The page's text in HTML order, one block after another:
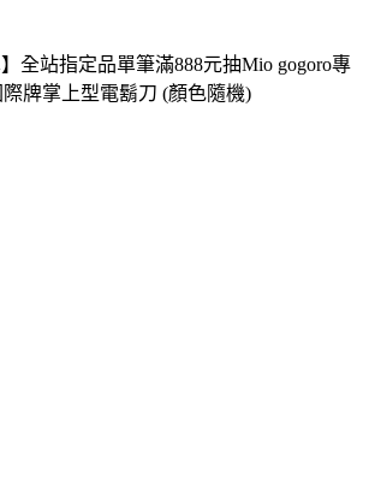
】全站指定品單筆滿888元抽Mio gogoro專
牌掌上型電鬍刀 (顏色隨機)